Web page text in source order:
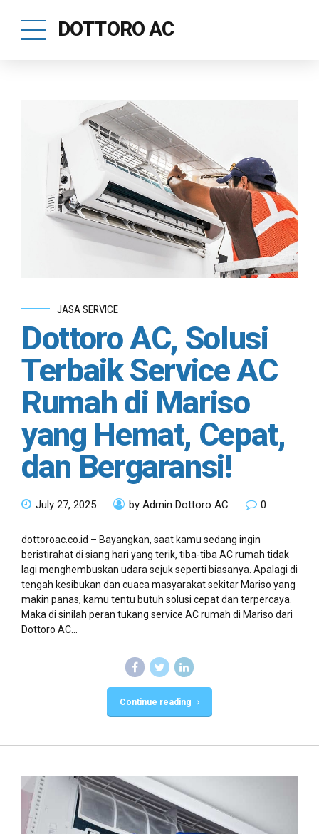
DOTTORO AC
JASA SERVICE
Dottoro AC, Solusi
Terbaik Service AC
Rumah di Mariso
yang Hemat, Cepat,
dan Bergaransi!
July 27, 2025 by Admin Dottoro AC 0
dottoroac.co.id – Bayangkan, saat kamu sedang ingin
beristirahat di siang hari yang terik, tiba-tiba AC rumah tidak
lagi menghembuskan udara sejuk seperti biasanya. Apalagi di
tengah kesibukan dan cuaca masyarakat sekitar Mariso yang
makin panas, kamu tentu butuh solusi cepat dan terpercaya.
Maka di sinilah peran tukang service AC rumah di Mariso dari
Dottoro AC...
Continue reading